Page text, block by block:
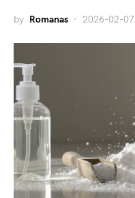
by Romanas 2026-02-07